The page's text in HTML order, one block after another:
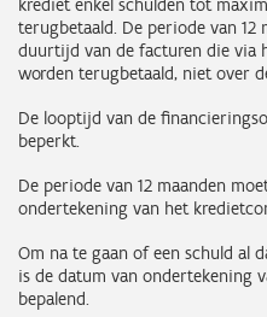
krediet enkel schulden tot
terugbetaald. De periode van 12
duurtijd van de facturen die via
worden terugbetaald, niet over
De looptijd van de
beperkt.
De periode van 12 maanden
ondertekening van het
Om na te gaan of een schuld al
is de datum van ondertekening
bepalend.